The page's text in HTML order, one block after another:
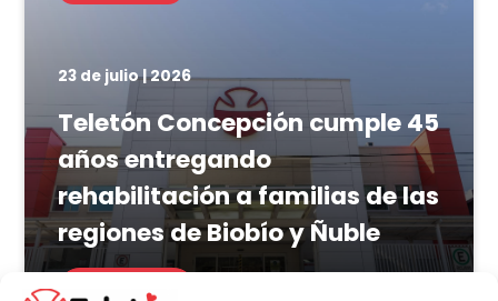
23 de julio | 2026
Teletón Concepción cumple 45
años entregando
rehabilitación a familias de las
regiones de Biobío y Ñuble
LEER MÁS